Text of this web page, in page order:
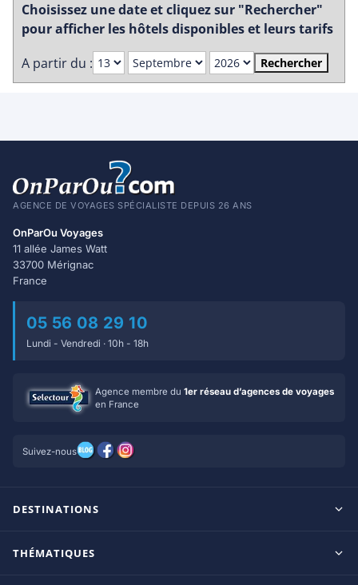
Choisissez une date et cliquez sur "Rechercher"
pour afficher les hôtels disponibles et leurs tarifs
A partir du :
Rechercher
AGENCE DE VOYAGES SPÉCIALISTE DEPUIS 26 ANS
OnParOu Voyages
11 allée James Watt
33700 Mérignac
France
05 56 08 29 10
Lundi - Vendredi · 10h - 18h
Agence membre du 1er réseau d’agences de voyages
en France
Suivez-nous
DESTINATIONS
THÉMATIQUES